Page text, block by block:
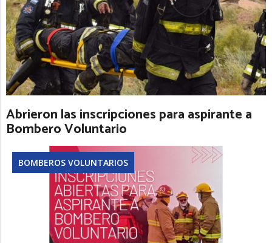
Abrieron las inscripciones para aspirante a
Bombero Voluntario
BOMBEROS VOLUNTARIOS